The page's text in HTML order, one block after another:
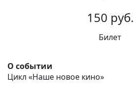
150 руб.
Билет
О событии
Цикл «Наше новое кино»